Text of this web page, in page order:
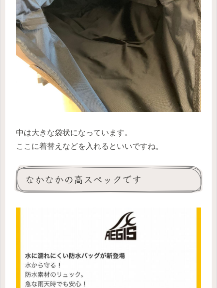
中は大きな袋状になっています。
ここに着替えなどを入れるといいですね。
なかなかの高スペックです